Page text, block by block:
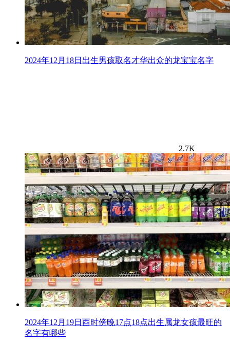
2024年12月18日出生男孩取名才华出众的龙宝宝名字
2.7K
2024年12月19日酉时傍晚17点18点出生属龙女孩最旺的
名字有哪些